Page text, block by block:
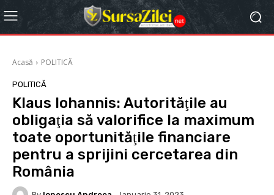
Acasă POLITICĂ
POLITICĂ
Klaus Iohannis: Autorităţile au
obligaţia să valorifice la maximum
toate oportunităţile financiare
pentru a sprijini cercetarea din
România